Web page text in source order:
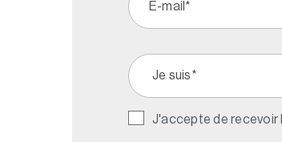
J'accepte de recevoir